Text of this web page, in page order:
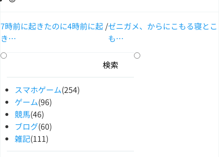
7時前に起きたのに4時前に起
き…
/ゼニガメ、からにこもる寝とこ
も…
スマホゲーム(254)
ゲーム(96)
競馬(46)
ブログ(60)
雑記(111)